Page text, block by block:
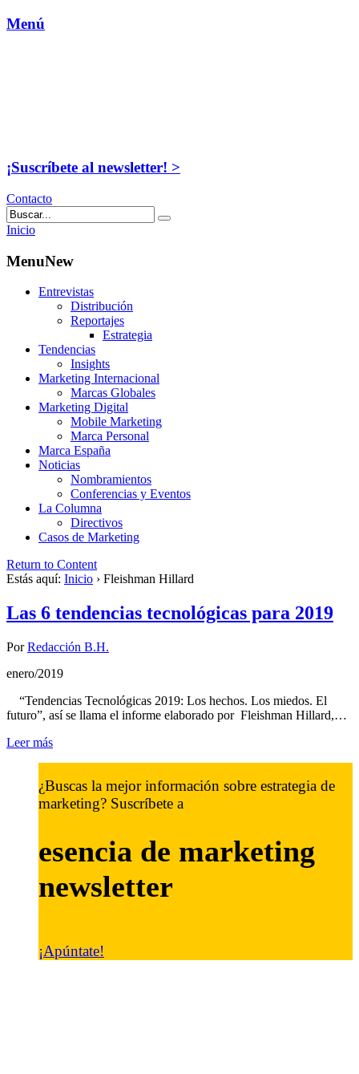
Menú
¡Suscríbete al newsletter! >
Contacto
Inicio
MenuNew
Entrevistas
Distribución
Reportajes
Estrategia
Tendencias
Insights
Marketing Internacional
Marcas Globales
Marketing Digital
Mobile Marketing
Marca Personal
Marca España
Noticias
Nombramientos
Conferencias y Eventos
La Columna
Directivos
Casos de Marketing
Return to Content
Estás aquí: Inicio › Fleishman Hillard
Las 6 tendencias tecnológicas para 2019
PorRedacción B.H.
enero/2019
“Tendencias Tecnológicas 2019: Los hechos. Los miedos. El
futuro”, así se llama el informe elaborado por Fleishman Hillard,…
Leer más
¿Buscas la mejor información sobre estrategia de
marketing? Suscríbete a
esencia de marketing
newsletter
¡Apúntate!